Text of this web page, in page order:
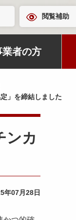
閲覧補助
業者の方
」を締結しました
ンカ
年07月28日